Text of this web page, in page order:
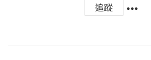
追蹤